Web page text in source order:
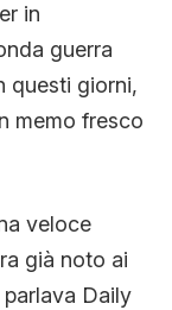
in
guerra
questi giorni,
memo fresco
veloce
già noto ai
Daily